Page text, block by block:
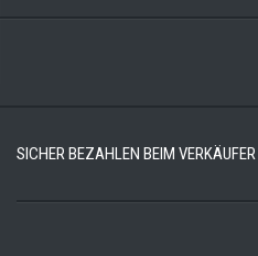
SICHER BEZAHLEN BEIM